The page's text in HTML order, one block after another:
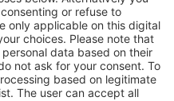
aanbiedingen voor